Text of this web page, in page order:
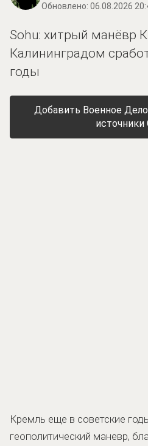
Обновлено: 06.08.2026
Sohu: хитрый манёвр
Калининградом
годы
Добавить Военное
источники
Кремль еще в советские
геополитический маневр,